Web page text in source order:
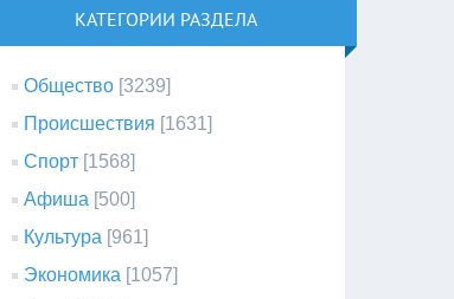
КАТЕГОРИИ РАЗДЕЛА
Общество [3239]
Происшествия [1631]
Спорт [1568]
Афиша [500]
Культура [961]
Экономика [1057]